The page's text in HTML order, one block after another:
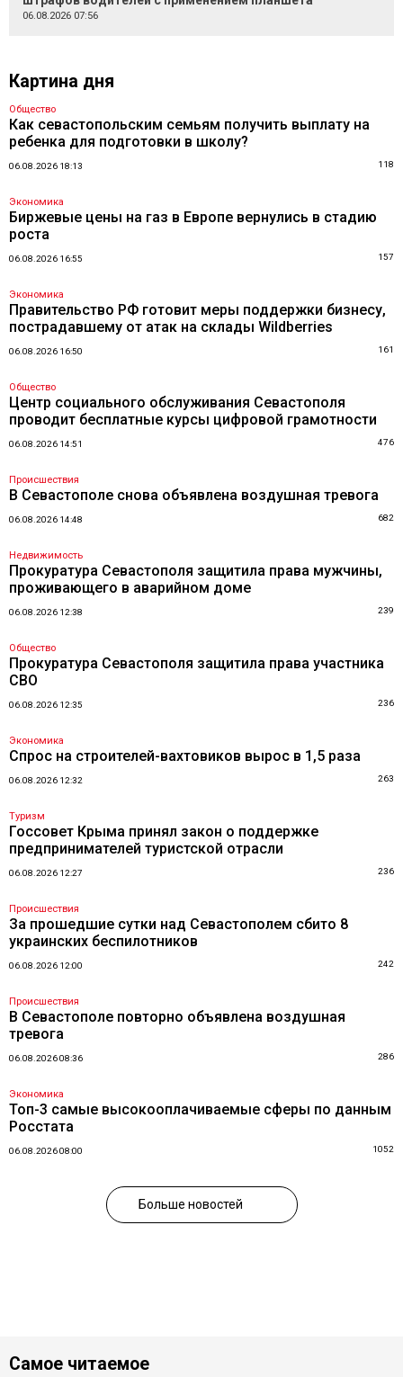
06.08.2026 07:56
Картина дня
Общество
Как севастопольским семьям получить выплату на
ребенка для подготовки в школу?
06.08.2026 18:13 118
Экономика
Биржевые цены на газ в Европе вернулись в стадию
роста
06.08.2026 16:55 157
Экономика
Правительство РФ готовит меры поддержки бизнесу,
пострадавшему от атак на склады Wildberries
06.08.2026 16:50 161
Общество
Центр социального обслуживания Севастополя
проводит бесплатные курсы цифровой грамотности
06.08.2026 14:51 476
Происшествия
В Севастополе снова объявлена воздушная тревога
06.08.2026 14:48 682
Недвижимость
Прокуратура Севастополя защитила права мужчины,
проживающего в аварийном доме
06.08.2026 12:38 239
Общество
Прокуратура Севастополя защитила права участника
СВО
06.08.2026 12:35 236
Экономика
Спрос на строителей-вахтовиков вырос в 1,5 раза
06.08.2026 12:32 263
Туризм
Госсовет Крыма принял закон о поддержке
предпринимателей туристской отрасли
06.08.2026 12:27 236
Происшествия
За прошедшие сутки над Севастополем сбито 8
украинских беспилотников
06.08.2026 12:00 242
Происшествия
В Севастополе повторно объявлена воздушная
тревога
06.08.2026 08:36 286
Экономика
Топ-3 самые высокооплачиваемые сферы по данным
Росстата
06.08.2026 08:00 1052
Больше новостей
Самое читаемое